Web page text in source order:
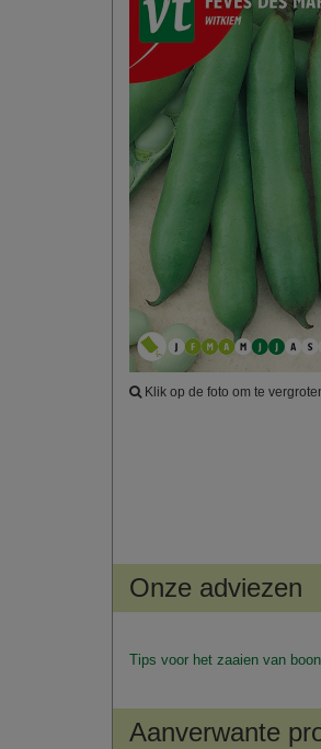
Klik op de foto om te
Onze adviezen
Tips voor het zaaien van
Aanverwante